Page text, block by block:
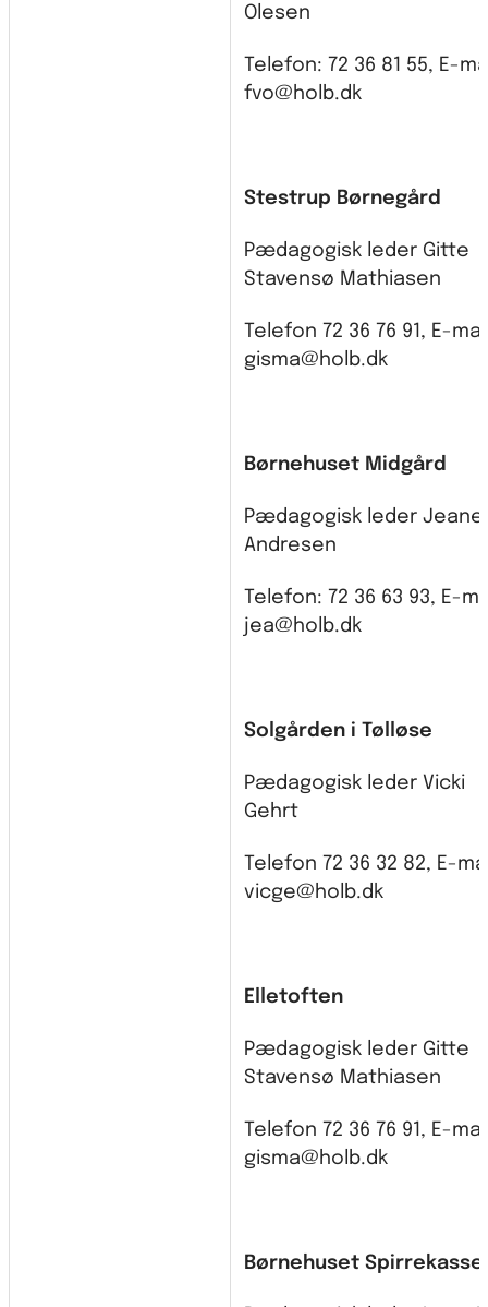
Olesen
Telefon: 72 36 81 55, E-
fvo@holb.dk
Stestrup Børnegård
Pædagogisk leder Gitte
Stavensø Mathiasen
Telefon 72 36 76 91, E-
gisma@holb.dk
Børnehuset Midgård
Pædagogisk leder
Andresen
Telefon: 72 36 63 93, E-
jea@holb.dk
Solgården i Tølløse
Pædagogisk leder Vicki
Gehrt
Telefon 72 36 32 82, E-
vicge@holb.dk
Elletoften
Pædagogisk leder Gitte
Stavensø Mathiasen
Telefon 72 36 76 91, E-
gisma@holb.dk
Børnehuset